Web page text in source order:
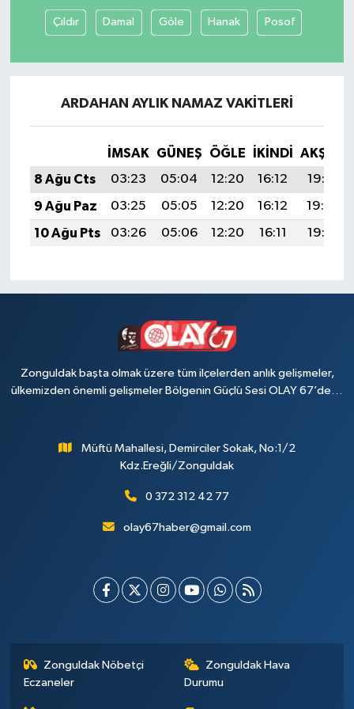
Çıldır Damal Göle Hanak Posof
ARDAHAN AYLIK NAMAZ VAKITLERI
İMSAK GÜNEŞ ÖĞLE İKINDI
AKŞAM
8 Ağu Cts
03:23 05:04 12:20 16:12
19:25
9 Ağu Paz
03:25 05:05 12:20 16:12
19:24
10 Ağu Pts
03:26 05:06 12:20 16:11 19:23
Zonguldak başta olmak üzere tüm ilçelerden anlık gelişmeler,
ülkemizden önemli gelişmeler Bölgenin Güçlü Sesi OLAY 67’de…
Müftü Mahallesi, Demirciler Sokak, No:1/2
Kdz.Ereğli/Zonguldak
0 372 312 42 77
olay67haber@gmail.com
Zonguldak Nöbetçi
Eczaneler
Zonguldak Hava
Durumu
Tüm Makaleler
Son Dakika
Tüm Haberler